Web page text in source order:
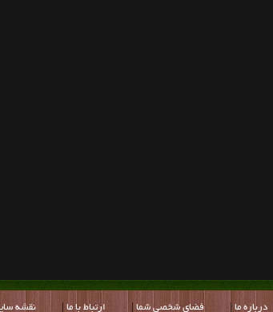
درباره ما فضاي شخصي شما ارتباط با ما نقشه